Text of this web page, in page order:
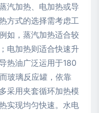
汽加热、电加热或导
方式的选择需考虑工
如，蒸汽加热适合较
电加热则适合快速升
热油广泛运用于180
玻璃反应罐，依靠
采用夹套循环加热模
实现均匀快速。水电